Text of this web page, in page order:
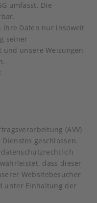
umfasst. Die
Ihre Daten nur insoweit
seiner
unsere Weisungen
(AVV)
geschlossen.
dass dieser
Websitebesucher
unter Einhaltung der